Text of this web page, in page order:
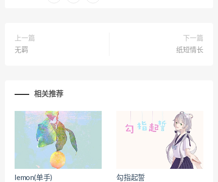
上一篇
无羁
下一篇
纸短情长
相关推荐
lemon(单手) 勾指起誓